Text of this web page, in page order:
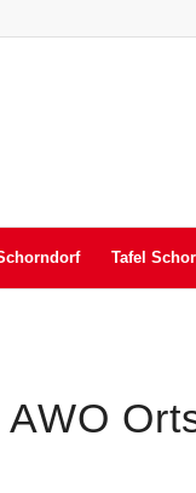
Tafel